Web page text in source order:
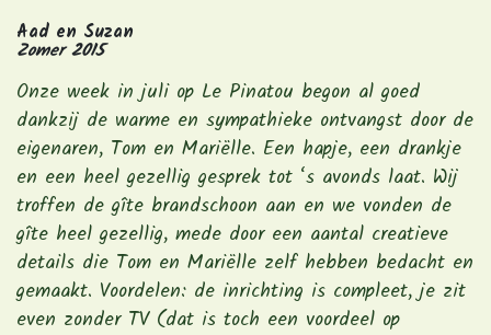
Aad en Suzan
Zomer 2015
Onze week in juli op Le Pinatou begon al goed
dankzij de warme en sympathieke ontvangst door de
eigenaren, Tom en Mariëlle. Een hapje, een drankje
en een heel gezellig gesprek tot ‘s avonds laat. Wij
troffen de gîte brandschoon aan en we vonden de
gîte heel gezellig, mede door een aantal creatieve
details die Tom en Mariëlle zelf hebben bedacht en
gemaakt. Voordelen: de inrichting is compleet, je zit
even zonder TV (dat is toch een voordeel op